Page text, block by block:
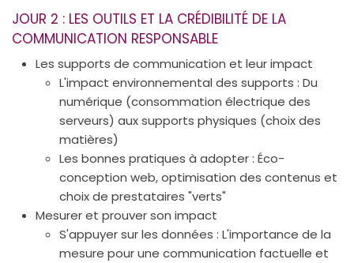
JOUR 2 : LES OUTILS ET LA CRÉDIBILITÉ DE LA
COMMUNICATION RESPONSABLE
Les supports de communication et leur impact
L'impact environnemental des supports : Du
numérique (consommation électrique des
serveurs) aux supports physiques (choix des
matières)
Les bonnes pratiques à adopter : Éco-
conception web, optimisation des contenus et
choix de prestataires "verts"
Mesurer et prouver son impact
S'appuyer sur les données : L'importance de la
mesure pour une communication factuelle et